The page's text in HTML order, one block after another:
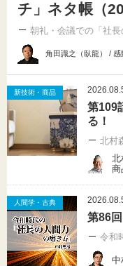
チ」ネタ帳（
朝礼・会議での「社
角田識之（臥龍） /
新技術・商品
第109
る！
北村
北
商
人間学・古典
第86
令和
中